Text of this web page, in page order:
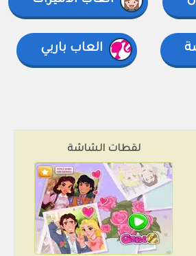
العاب باربي
لقطات الشاشة